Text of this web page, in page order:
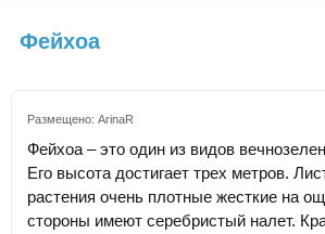
Фейхоа
Размещено: ArinaR
Фейхоа – это один из видов
Его высота достигает трех метров.
растения очень плотные жесткие на
стороны имеют серебристый налет.